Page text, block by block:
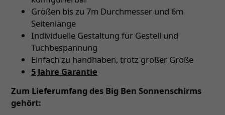
Größen bis zu 7m Durchmesser und 6m
Seitenlänge
Individuelle Gestaltung für Gestell und
Tuchbespannung
Einfach zu handhaben, trotz großer Größe
5 Jahre Garantie
Zum Lieferumfang des Big Ben Sonnenschirms
gehört: